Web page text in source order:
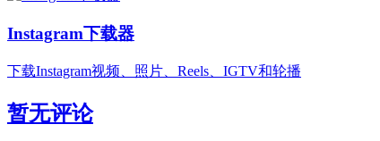
Instagram下载器
下载Instagram视频、照片、Reels、IGTV和轮播
暂无评论